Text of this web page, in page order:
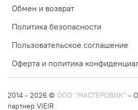
Обмен и возврат
Политика безопасности
Пользовательское соглашение
Оферта и политика
2014 - 2026 © ООО "МАСТЕРОВИК" -
партнер VIEIR